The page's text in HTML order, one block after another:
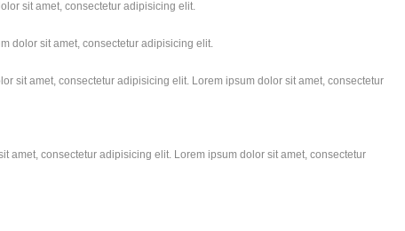
sit amet, consectetur adipisicing elit.
dolor sit amet, consectetur adipisicing elit.
sit amet, consectetur adipisicing elit. Lorem ipsum dolor sit amet, consectetur
amet, consectetur adipisicing elit. Lorem ipsum dolor sit amet, consectetur